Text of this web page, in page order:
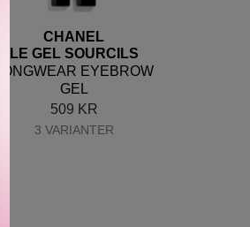
CHANEL
LE GEL SOURCILS
LONGWEAR EYEBROW
GEL
509 KR
3 VARIANTER